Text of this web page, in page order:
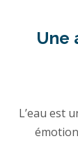
Une
L’eau est